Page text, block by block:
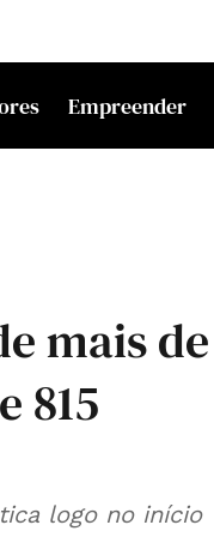
Empreender
mais de
815
logo no início